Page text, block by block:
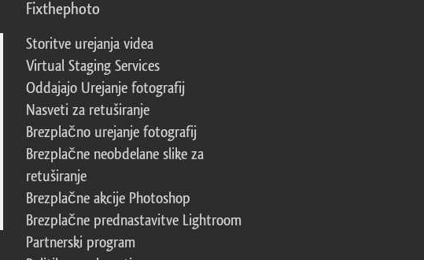
Fixthephoto
Storitve urejanja videa
Virtual Staging Services
Oddajajo Urejanje fotografij
Nasveti za retuširanje
Brezplačno urejanje fotografij
Brezplačne neobdelane slike za
retuširanje
Brezplačne akcije Photoshop
Brezplačne prednastavitve Lightroom
Partnerski program